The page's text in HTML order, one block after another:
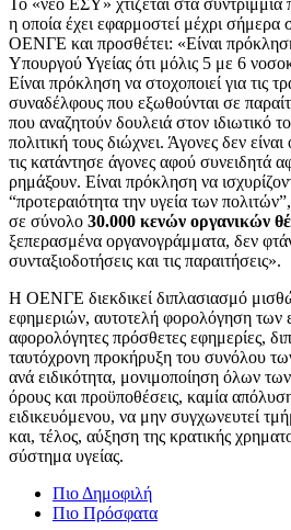
η οποία έχει εφαρμοστεί μέχρι σήμερα
ΟΕΝΓΕ και προσθέτει: «Είναι
Υπουργού Υγείας ότι μόλις 5 με 6
Είναι πρόκληση να στοχοποιεί για τις
συναδέλφους που εξωθούνται σε
που αναζητούν δουλειά στον ιδιωτικό
πολιτική τους διώχνει. Άγονες δεν
τις κατάντησε άγονες αφού συνειδητά
ρημάξουν. Είναι πρόκληση να
“προτεραιότητα την υγεία των
σε σύνολο 30.000 κενών οργανικών
ξεπερασμένα οργανογράμματα, δεν
συνταξιοδοτήσεις και τις παραιτήσεις».
Η ΟΕΝΓΕ διεκδικεί διπλασιασμό
εφημεριών, αυτοτελή φορολόγηση των
αφορολόγητες πρόσθετες εφημερίες,
ταυτόχρονη προκήρυξη του συνόλου
ανά ειδικότητα, μονιμοποίηση όλων
όρους και προϋποθέσεις, καμία
ειδικευόμενου, να μην συγχωνευτεί
και, τέλος, αύξηση της κρατικής
σύστημα υγείας.
Πιο Δημοφιλή
Πιο Πρόσφατα